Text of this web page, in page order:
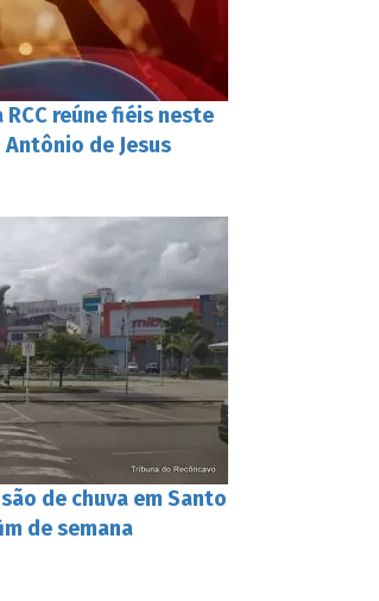
reúne fiéis neste
de Jesus
de chuva em Santo
de semana